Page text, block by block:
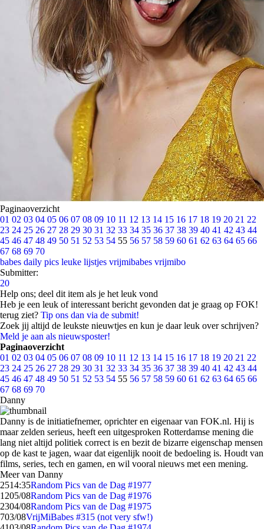
Paginaoverzicht
01 02 03 04 05 06 07 08 09 10 11 12 13 14 15 16 17 18 19 20 21 22
23 24 25 26 27 28 29 30 31 32 33 34 35 36 37 38 39 40 41 42 43 44
45 46 47 48 49 50 51 52 53 54 55 56 57 58 59 60 61 62 63 64 65 66
67 68 69 70
babes daily pics leuke lijstjes vrijmibabes vrijmibo
Submitter:
20
Help ons; deel dit item als je het leuk vond
Heb je een leuk of interessant bericht gevonden dat je graag op FOK!
terug ziet? Tip ons dan via de submit!
Zoek jij altijd de leukste nieuwtjes en kun je daar leuk over schrijven?
Meld je aan als nieuwsposter!
Paginaoverzicht
01 02 03 04 05 06 07 08 09 10 11 12 13 14 15 16 17 18 19 20 21 22
23 24 25 26 27 28 29 30 31 32 33 34 35 36 37 38 39 40 41 42 43 44
45 46 47 48 49 50 51 52 53 54 55 56 57 58 59 60 61 62 63 64 65 66
67 68 69 70
Danny
Danny is de initiatiefnemer, oprichter en eigenaar van FOK.nl. Hij is
maar zelden serieus, heeft een uitgesproken Rotterdamse mening die
lang niet altijd politiek correct is en bezit de bizarre eigenschap mensen
op de kast te jagen, waar dat eigenlijk nooit de bedoeling is. Houdt van
films, series, tech en gamen, en wil vooral nieuws met een mening.
Meer van Danny
2514:35Random Pics van de Dag #1977
1205/08Random Pics van de Dag #1976
2304/08Random Pics van de Dag #1975
703/08VrijMiBabes #315 (not very sfw!)